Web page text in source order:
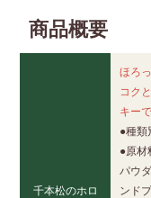
商品概要
千本松のホロ
ほろ
コク
キーで
●種類
●原材
パウ
ンド